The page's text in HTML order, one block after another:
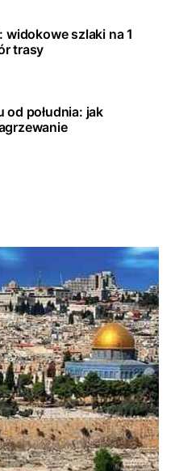
widokowe szlaki na 1
trasy
od południa: jak